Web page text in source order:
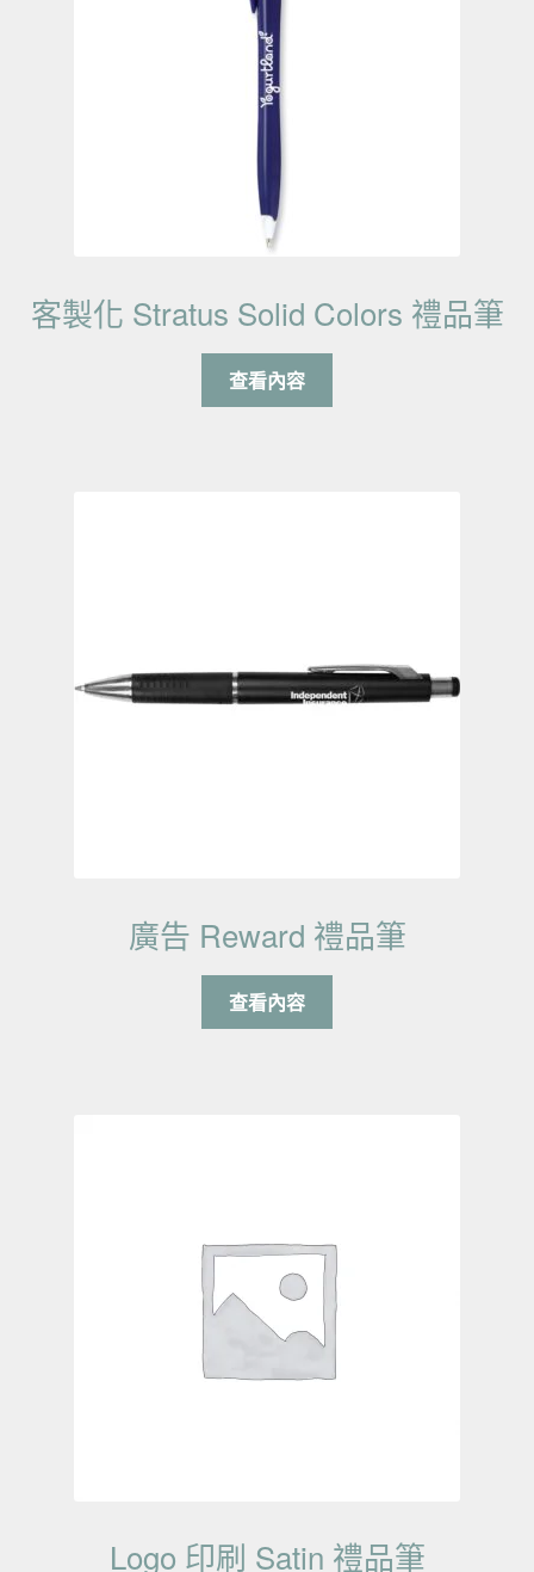
客製化 Stratus Solid Colors 禮品筆
查看內容
廣告 Reward 禮品筆
查看內容
Logo 印刷 Satin 禮品筆